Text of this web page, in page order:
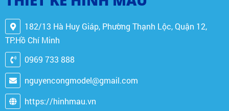
182/13 Hà Huy Giáp, Phường Thạnh Lộc, Quận 12,
TP.Hồ Chí Minh
0969 733 888
nguyencongmodel@gmail.com
https://hinhmau.vn